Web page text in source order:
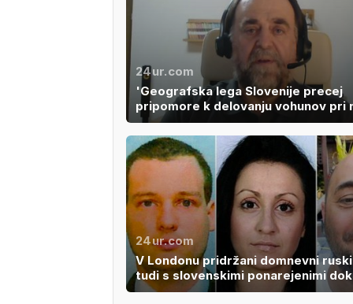
24ur.com
'Geografska lega Slovenije precej
pripomore k delovanju vohunov pri
24ur.com
V Londonu pridržani domnevni
tudi s slovenskimi ponarejenimi